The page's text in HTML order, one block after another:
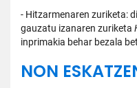
- Hitzarmenaren zuriketa:
gauzatu izanaren zuriketa
inprimakia behar bezala
NON